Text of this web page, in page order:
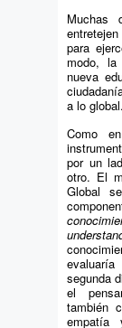
Muchas
para
modo,
nueva
a lo global.
Como
por un
otro. El
Global
segunda
el
también
empatía